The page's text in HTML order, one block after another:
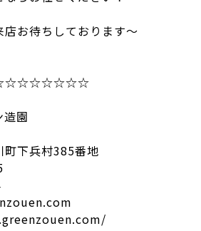
お待ちしております～
園
町下兵村385番地